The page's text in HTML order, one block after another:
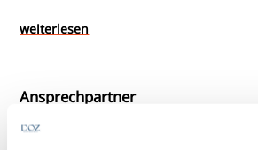
Erkenntnissen über den operativen
und persönlichen Erfolg im
weiterlesen
Ansprechpartner